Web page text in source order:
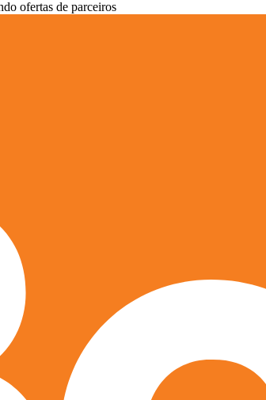
ofertas de parceiros